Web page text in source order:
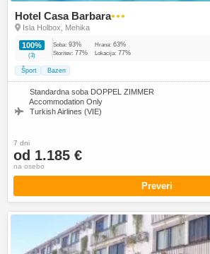
Hotel Casa Barbara●●●
Isla Holbox, Mehika
100%
(3)
Soba: 93% Hrana: 63%
Storitev: 77% Lokacija: 77%
Šport Bazen
Standardna soba DOPPEL ZIMMER
Accommodation Only
Turkish Airlines (VIE)
7 dni
od 1.185 €
na osebo
Preveri